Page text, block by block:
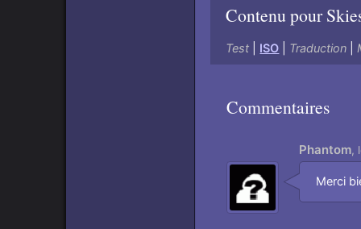
Contenu pour
Test ISO Traduction |
Commentaires
Phantom,
Merci